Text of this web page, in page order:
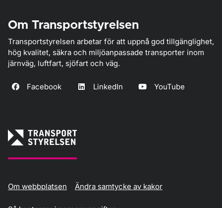
Om Transportstyrelsen
Transportstyrelsen arbetar för att uppnå god tillgänglighet,
hög kvalitet, säkra och miljöanpassade transporter inom
järnväg, luftfart, sjöfart och väg.
Facebook LinkedIn YouTube
Om webbplatsen Ändra samtycke av kakor